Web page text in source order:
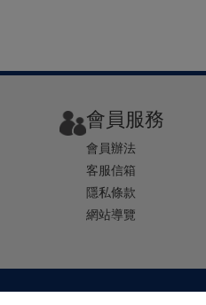
會員服務
會員辦法
客服信箱
隱私條款
網站導覽